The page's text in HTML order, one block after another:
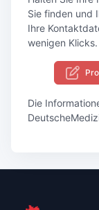
Sie finden und
Ihre
wenigen Klicks.
Die